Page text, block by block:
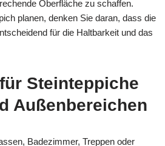
Oberfläche zu schaffen.
planen, denken Sie daran, dass die
für die Haltbarkeit und das
Steinteppiche
Außenbereichen
Badezimmer, Treppen oder